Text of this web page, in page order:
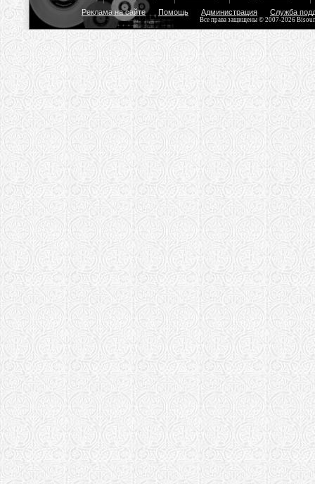
Реклама на сайте Помощь Администрация Служба
Все права защищены © 2007-2026